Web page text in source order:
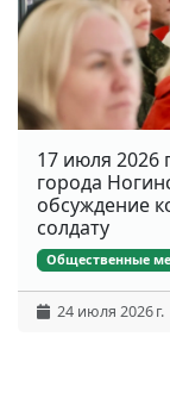
17 июля 2026
города
обсуждение
солдату
Общественные
24 июля 2026 г.